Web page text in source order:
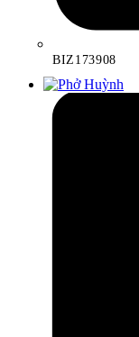
BIZ173908